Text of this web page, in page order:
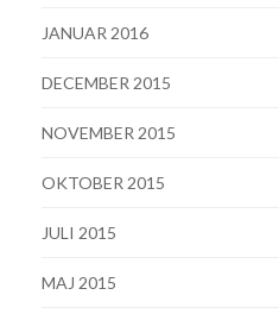
JANUAR 2016
DECEMBER 2015
NOVEMBER 2015
OKTOBER 2015
JULI 2015
MAJ 2015